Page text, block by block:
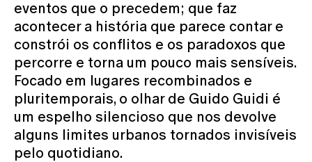
eventos que o precedem; que faz
acontecer a história que parece contar e
constrói os conflitos e os paradoxos que
percorre e torna um pouco mais sensíveis.
Focado em lugares recombinados e
pluritemporais, o olhar de Guido Guidi é
um espelho silencioso que nos devolve
alguns limites urbanos tornados invisíveis
pelo quotidiano.